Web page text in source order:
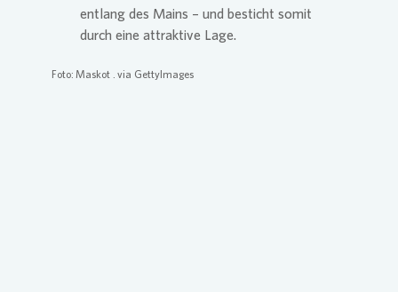
entlang des Mains – und besticht somit
durch eine attraktive Lage.
Foto: Maskot . via GettyImages